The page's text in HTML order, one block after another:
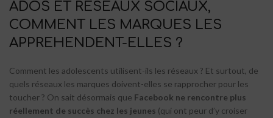
ADOS ET RÉSEAUX SOCIAUX,
COMMENT LES MARQUES LES
APPREHENDENT-ELLES ?
Comment les adolescents utilisent-ils les réseaux ? Et surtout, de
quels réseaux les marques doivent-elles se rapprocher pour les
toucher ? On sait désormais que Facebook ne rencontre plus
réellement de succès chez les jeunes (qui ont peur d’y croiser